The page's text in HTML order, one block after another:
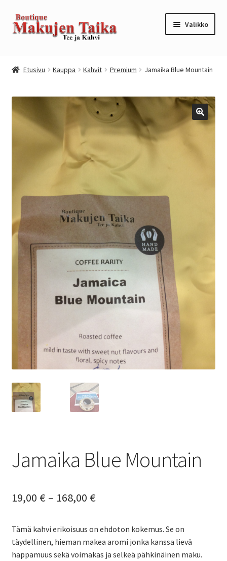
Siirry
navigointiin
Siirry
sisältöön
Valikko
Kassa
Tilaus- ja sopimusehdot
Yrityksille
Etusivu Kauppa Kahvit Premium Jamaika Blue Mountain
Jamaika Blue Mountain
19,00 € – 168,00 €Hintaluokka:
-
168,00 €
Tämä kahvi erikoisuus on ehdoton kokemus. Se on
täydellinen, hieman makea aromi jonka kanssa lievä
happamuus sekä voimakas ja selkeä pähkinäinen maku.